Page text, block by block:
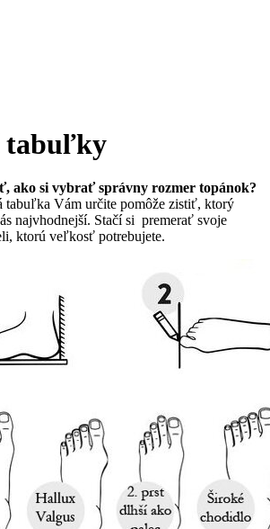
tabuľky
ako si vybrať správny rozmer topánok?
tabuľka Vám určite pomôže zistiť, ktorý
najvhodnejší. Stačí si premerať svoje
ktorú veľkosť potrebujete.